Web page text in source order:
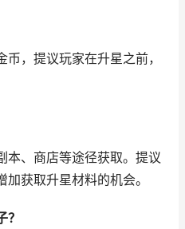
，提议玩家在升星之前，
本、商店等途径获取。提议
获取升星材料的机会。